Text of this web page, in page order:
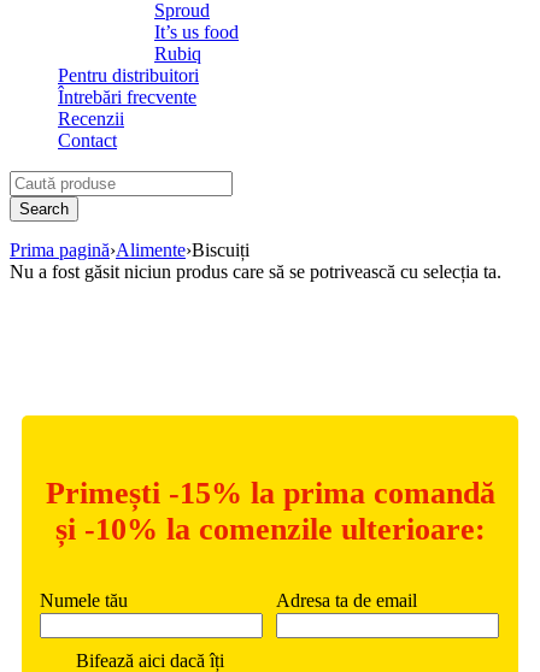
Sproud
It’s us food
Rubiq
Pentru distribuitori
Întrebări frecvente
Recenzii
Contact
Prima pagină›Alimente›Biscuiți
Nu a fost găsit niciun produs care să se potrivească cu selecția ta.
Primești -15% la prima comandă
și -10% la comenzile ulterioare:
Numele tău Adresa ta de email
Bifează aici dacă îți